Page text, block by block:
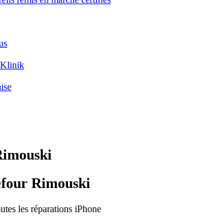
Klinik
Rimouski
les réparations iPhone